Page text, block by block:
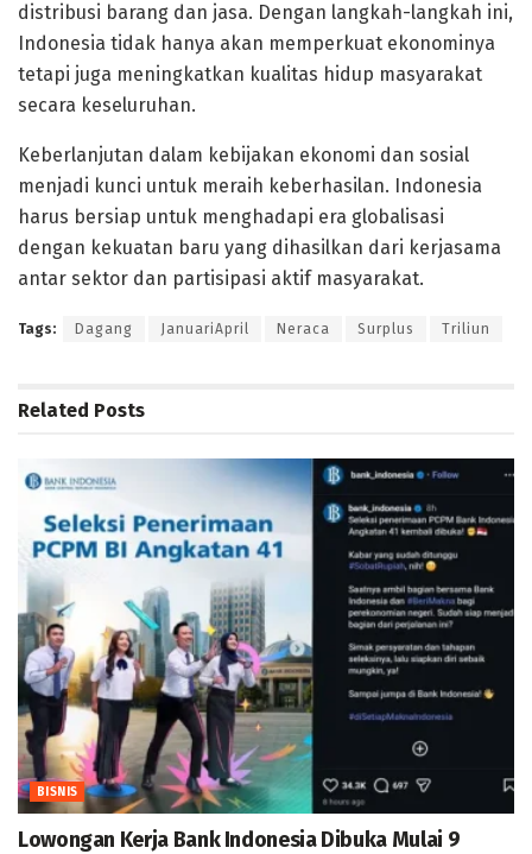
distribusi barang dan jasa. Dengan langkah-langkah ini,
Indonesia tidak hanya akan memperkuat ekonominya
tetapi juga meningkatkan kualitas hidup masyarakat
secara keseluruhan.
Keberlanjutan dalam kebijakan ekonomi dan sosial
menjadi kunci untuk meraih keberhasilan. Indonesia
harus bersiap untuk menghadapi era globalisasi
dengan kekuatan baru yang dihasilkan dari kerjasama
antar sektor dan partisipasi aktif masyarakat.
Tags: Dagang JanuariApril Neraca Surplus Triliun
Related Posts
BISNIS
Lowongan Kerja Bank Indonesia Dibuka Mulai 9